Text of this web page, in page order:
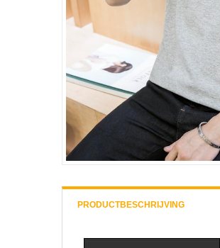
PRODUCTBESCHRIJVING